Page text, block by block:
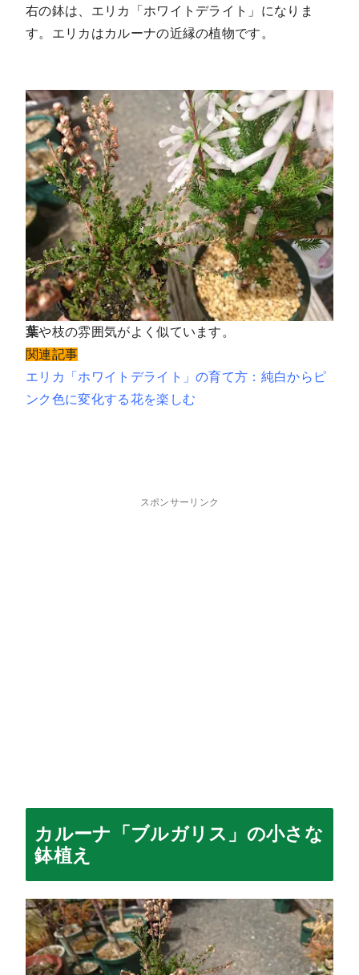
右の鉢は、エリカ「ホワイトデライト」になりま
す。エリカはカルーナの近縁の植物です。
葉や枝の雰囲気がよく似ています。
関連記事
エリカ「ホワイトデライト」の育て方：純白からピ
ンク色に変化する花を楽しむ
スポンサーリンク
カルーナ「ブルガリス」の小さな
鉢植え